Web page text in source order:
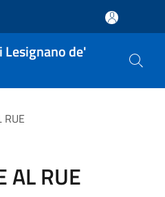
Lesignano de'
RUE
AL RUE